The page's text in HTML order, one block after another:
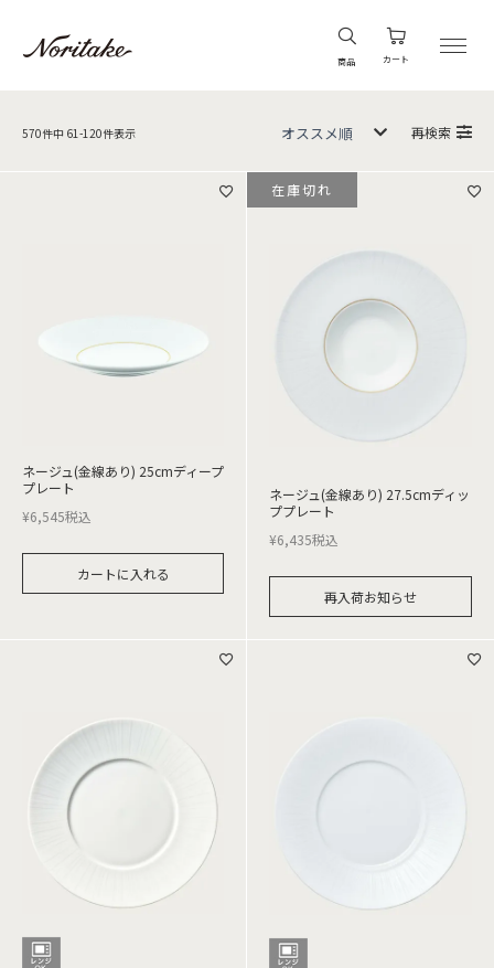
商品 カート
570件中 61 -120件表示 再検索
ネージュ(金線あり) 25cmディープ
プレート
¥6,545税込
カートに入れる
ネージュ(金線あり) 27.5cmディッ
ププレート
¥6,435税込
再入荷お知らせ
在庫切れ